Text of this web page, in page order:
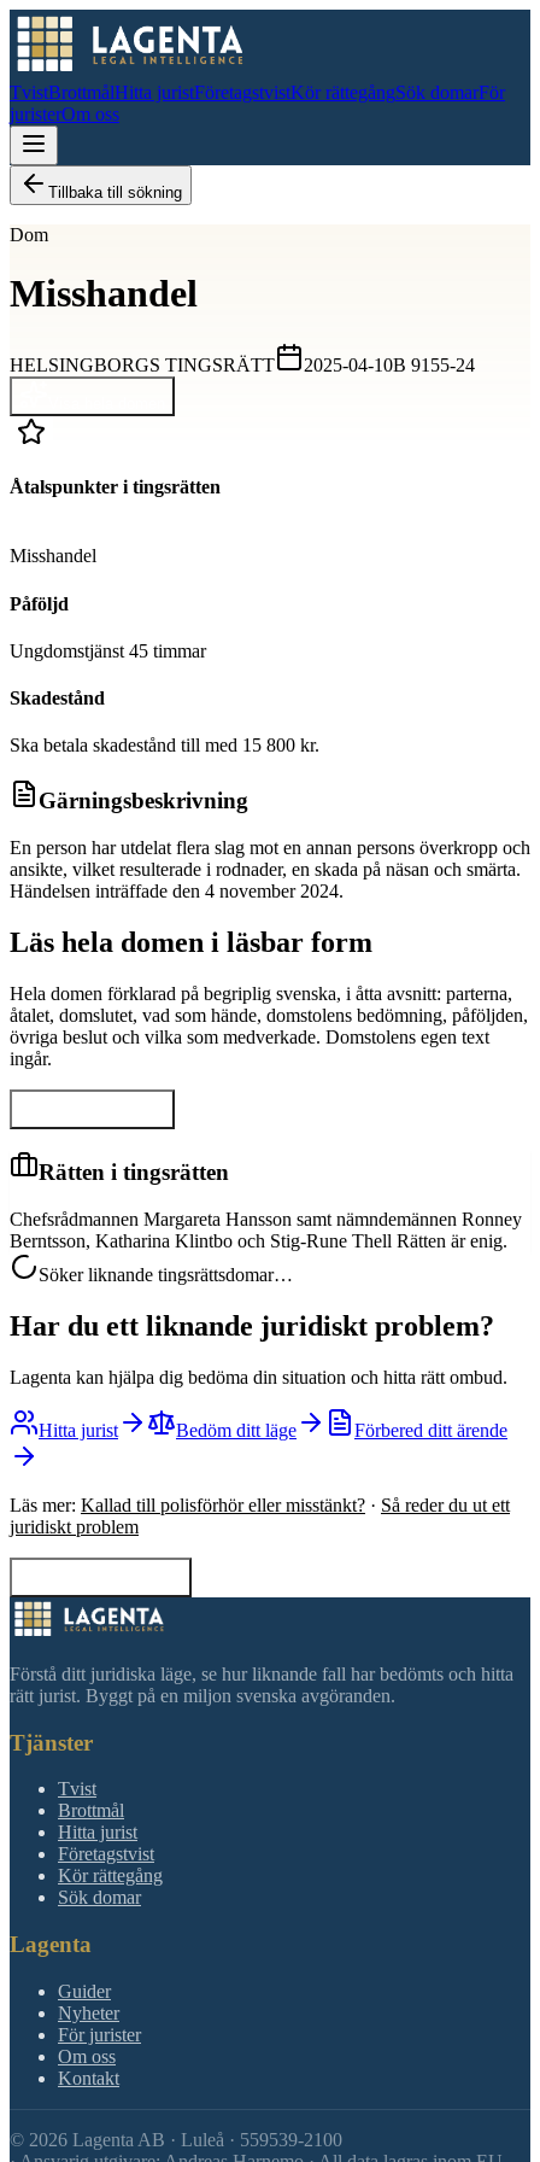
TvistBrottmålHitta juristFöretagstvistKör rättegångSök domarFör
juristerOm oss
Tillbaka till sökning
Dom
Misshandel
HELSINGBORGS TINGSRÄTT 2025-04-10B 9155-24
Åtalspunkter i tingsrätten
Misshandel
Påföljd
Ungdomstjänst 45 timmar
Skadestånd
Ska betala skadestånd till med 15 800 kr.
Gärningsbeskrivning
En person har utdelat flera slag mot en annan persons överkropp och
ansikte, vilket resulterade i rodnader, en skada på näsan och smärta.
Händelsen inträffade den 4 november 2024.
Läs hela domen i läsbar form
Hela domen förklarad på begriplig svenska, i åtta avsnitt: parterna,
åtalet, domslutet, vad som hände, domstolens bedömning, påföljden,
övriga beslut och vilka som medverkade. Domstolens egen text
ingår.
Rätten i tingsrätten
Chefsrådmannen Margareta Hansson samt nämndemännen Ronney
Berntsson, Katharina Klintbo och Stig-Rune Thell Rätten är enig.
Söker liknande tingsrättsdomar…
Har du ett liknande juridiskt problem?
Lagenta kan hjälpa dig bedöma din situation och hitta rätt ombud.
Hitta jurist Bedöm ditt läge Förbered ditt ärende
Läs mer: Kallad till polisförhör eller misstänkt? · Så reder du ut ett
juridiskt problem
Förstå ditt juridiska läge, se hur liknande fall har bedömts och hitta
rätt jurist. Byggt på en miljon svenska avgöranden.
Tjänster
Tvist
Brottmål
Hitta jurist
Företagstvist
Kör rättegång
Sök domar
Lagenta
Guider
Nyheter
För jurister
Om oss
Kontakt
© 2026 Lagenta AB · Luleå · 559539-2100